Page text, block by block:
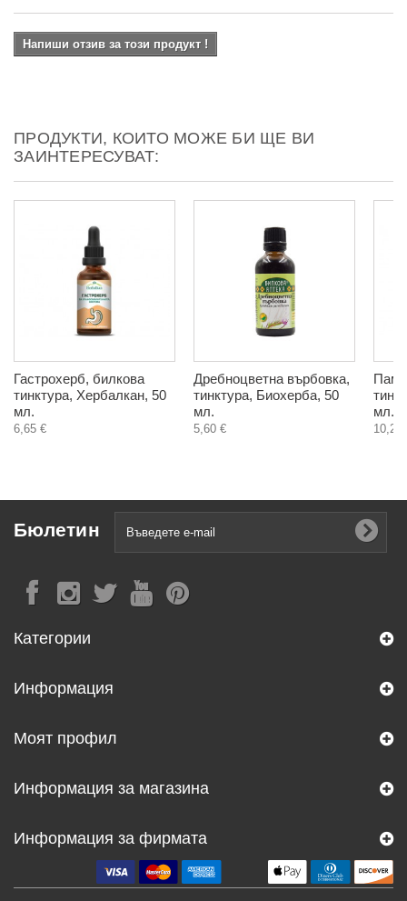
Напиши отзив за този продукт !
ПРОДУКТИ, КОИТО МОЖЕ БИ ЩЕ ВИ
ЗАИНТЕРЕСУВАТ:
Гастрохерб, билкова
тинктура, Хербалкан, 50
мл.
6,65 €
Дребноцветна върбовка,
тинктура, Биохерба, 50
мл.
5,60 €
мл.
10,23
Бюлетин
Категории
Информация
Моят профил
Информация за магазина
Информация за фирмата